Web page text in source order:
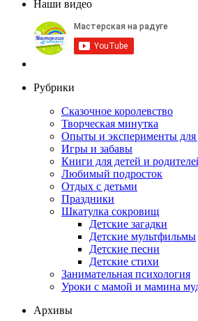
Наши видео
Рубрики
Сказочное королевство
Творческая минутка
Опыты и эксперименты для
Игры и забавы
Книги для детей и
Любимый подросток
Отдых с детьми
Праздники
Шкатулка сокровищ
Детские загадки
Детские мультфильмы
Детские песни
Детские стихи
Занимательная психология
Уроки с мамой и мамина
Архивы